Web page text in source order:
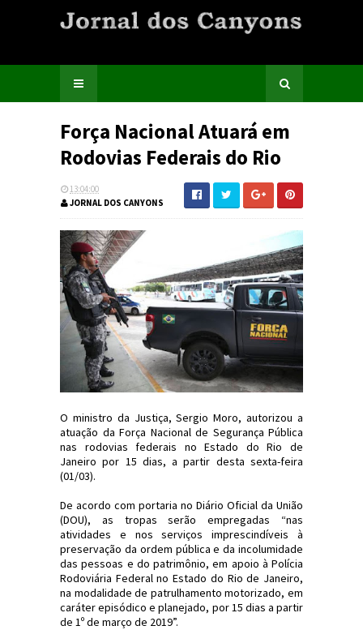
Força Nacional Atuará em
Rodovias Federais do Rio
13:04:00
JORNAL DOS CANYONS
O ministro da Justiça, Sergio Moro, autorizou a
atuação da Força Nacional de Segurança Pública
nas rodovias federais no Estado do Rio de
Janeiro por 15 dias, a partir desta sexta-feira
(01/03).
De acordo com portaria no Diário Oficial da União
(DOU), as tropas serão empregadas “nas
atividades e nos serviços imprescindíveis à
preservação da ordem pública e da incolumidade
das pessoas e do patrimônio, em apoio à Polícia
Rodoviária Federal no Estado do Rio de Janeiro,
na modalidade de patrulhamento motorizado, em
caráter episódico e planejado, por 15 dias a partir
de 1º de março de 2019”.